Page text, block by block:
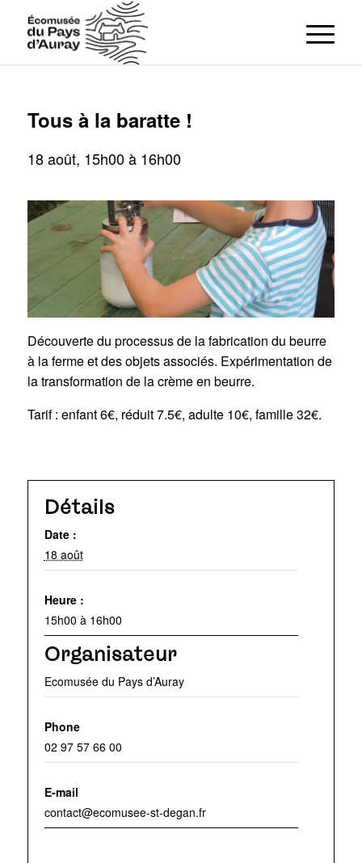
Tous à la baratte !
18 août, 15h00à 16h00
Découverte du processus de la fabrication du beurre
à la ferme et des objets associés. Expérimentation de
la transformation de la crème en beurre.
Tarif : enfant 6€, réduit 7.5€, adulte 10€, famille 32€.
Détails
Date :
18 août
Heure :
15h00 à 16h00
Organisateur
Ecomusée du Pays d’Auray
Phone
02 97 57 66 00
E-mail
contact@ecomusee-st-degan.fr